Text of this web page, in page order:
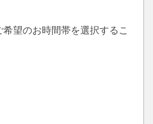
望のお時間帯を選択するこ